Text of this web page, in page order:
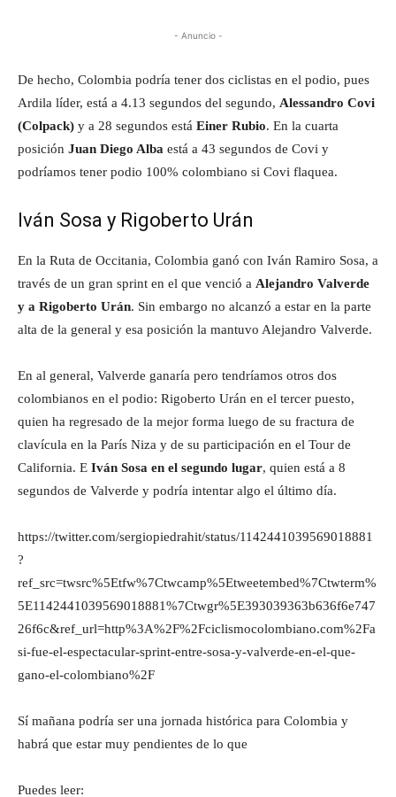
- Anuncio -
De hecho, Colombia podría tener dos ciclistas en el podio, pues
Ardila líder, está a 4.13 segundos del segundo, Alessandro Covi
(Colpack) y a 28 segundos está Einer Rubio. En la cuarta
posición Juan Diego Alba está a 43 segundos de Covi y
podríamos tener podio 100% colombiano si Covi flaquea.
Iván Sosa y Rigoberto Urán
En la Ruta de Occitania, Colombia ganó con Iván Ramiro Sosa, a
través de un gran sprint en el que venció a Alejandro Valverde
y a Rigoberto Urán. Sin embargo no alcanzó a estar en la parte
alta de la general y esa posición la mantuvo Alejandro Valverde.
En al general, Valverde ganaría pero tendríamos otros dos
colombianos en el podio: Rigoberto Urán en el tercer puesto,
quien ha regresado de la mejor forma luego de su fractura de
clavícula en la París Niza y de su participación en el Tour de
California. E Iván Sosa en el segundo lugar, quien está a 8
segundos de Valverde y podría intentar algo el último día.
https://twitter.com/sergiopiedrahit/status/1142441039569018881
?
ref_src=twsrc%5Etfw%7Ctwcamp%5Etweetembed%7Ctwterm%
5E1142441039569018881%7Ctwgr%5E393039363b636f6e747
26f6c&ref_url=http%3A%2F%2Fciclismocolombiano.com%2Fa
si-fue-el-espectacular-sprint-entre-sosa-y-valverde-en-el-que-
gano-el-colombiano%2F
Sí mañana podría ser una jornada histórica para Colombia y
habrá que estar muy pendientes de lo que
Puedes leer: